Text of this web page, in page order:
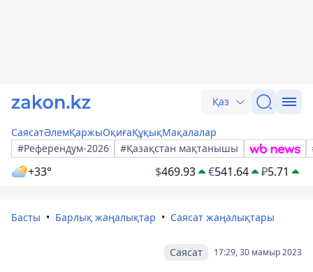
Қаз
СаясатӘлемҚаржыОқиғаҚұқықМақалалар
#Референдум-2026
#Қазақстан мақтанышы
+33° $469.93 €541.64 ₽5.71
Басты Барлық жаңалықтар Саясат жаңалықтары
17:29, 30 мамыр 2023
Саясат